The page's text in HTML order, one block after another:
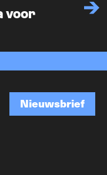
voor
Nieuwsbrief